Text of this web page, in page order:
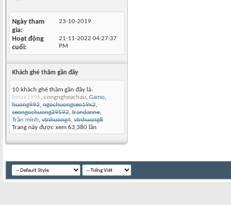
Ngày tham
gia
23-10-2019
Hoạt động
cuối
21-11-2022 04:27:37
PM
Khách ghé thăm gần đây
10 khách ghé thăm gần đây là:
binxx1996, congngheachau, Gamo,
huong992, ngochuongseo19x2,
seongochuong29592, trandanne,
Trần minh, vtnhuong4, vtnhuong8
Trang này được xem 63,380 lần